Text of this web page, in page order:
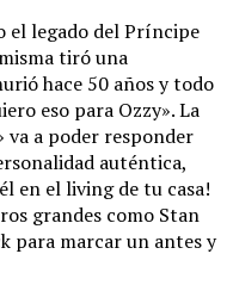
el legado del Príncipe
tiró una
hace 50 años y todo
eso para Ozzy». La
va a poder responder
auténtica,
en el living de tu casa!
grandes como Stan
para marcar un antes y